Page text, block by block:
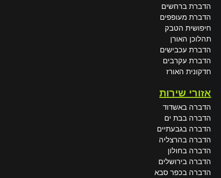
הדברת ברחשים
הדברת מעופפים
חיפושית הטבק
תהלוכן האורן
הדברת עכבישים
הדברת עקרבים
חדקונית האורז
אזורי שירות
הדברה באשדוד
הדברה בבת ים
הדברה בגבעתיים
הדברה בהרצליה
הדברה בחולון
הדברה בירושלים
הדברה בכפר סבא